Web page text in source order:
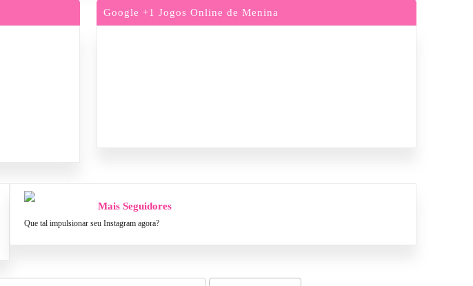
Google +1 Jogos Online de Menina
Mais Seguidores
Que tal impulsionar seu Instagram agora?